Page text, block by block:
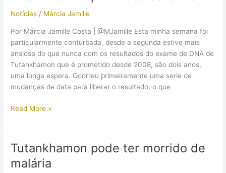
Notícias / Márcia Jamille
Por Márcia Jamille Costa | @MJamille Esta minha semana foi
particularmente conturbada, desde a segunda estive mais
ansiosa do que nunca com os resultados do exame de DNA de
Tutankhamon que é prometido desde 2008, são dois anos,
uma longa espera. Ocorreu primeiramente uma serie de
mudanças de data para liberar o resultado, o que
Tutankhamon
lados
Read More »
Tutankhamon pode ter morrido de
malária